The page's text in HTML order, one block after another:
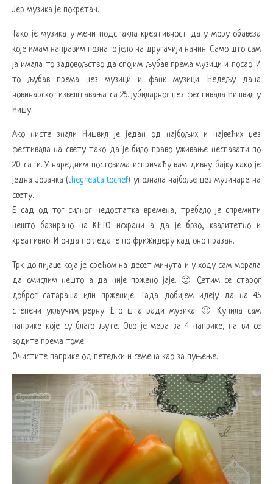
Јер музика је покретач.
Тако је музика у мени подстакла креативност да у мору обавеза
које имам направим познато јело на другачији начин. Само што сам
ја имала то задовољство да спојим љубав према музици и посао. И
то љубав према џез музици и фанк музици. Недељу дана
новинарског извештавања са 25. јубиларног џез фестивала Нишвил у
Нишу.
Ако нисте знали Нишвил је један од најбољих и највећих џез
фестивала на свету тако да је било право уживање неспавати по
20 сати. У наредним постовима испричаћу вам дивну бајку како је
једна Јованка (thegreataltochef) упознала најбоље џез музичаре на
свету.
Е сад од тог силног недостатка времена, требало је спремити
нешто базирано на КЕТО исхрани а да је брзо, квалитетно и
креативно. И онда погледате по фрижидеру кад оно празан.
Трк до пијаце која је срећом на десет минута и у ходу сам морала
да смислим нешто а да није пржено јаје. 🙂 Сетим се старог
доброг сатараша или прженије. Тада добијем идеју да на 45
степени укључим рерну. Ето шта ради музика. 🙂 Купила сам
паприке које су благо љуте. Ово је мера за 4 паприке, па ви се
водите према томе.
Очистите паприке од петељки и семена као за пуњење.